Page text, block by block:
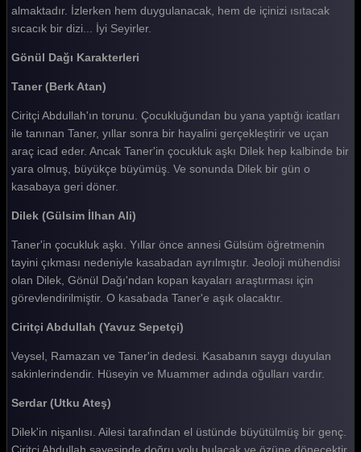
Gönül Dağı 172. Bölüm
Gönül Dağı 168. Bölüm
Gönül Dağı 166. Bölüm
Gönül Dağı 165. Bölüm
Gönül Dağı 164. Bölüm
Gönül Dağı 163. Bölüm
Gönül Dağı 162. Bölüm
Gönül Dağı 161. Bölüm
Gönül Dağı 160. Bölüm
almaktadır. İzlerken hem duygulanacak, hem de içinizi ısıtacak
sıcacık bir dizi... İyi Seyirler.
Gönül Dağı Karakterleri
Taner (Berk Atan)
Ciritçi Abdullah'ın torunu. Çocukluğundan bu yana yaptığı icatları
ile tanınan Taner, yıllar sonra bir hayalini gerçekleştirir ve uçan
araç icad eder. Ancak Taner'in çocukluk aşkı Dilek hep kalbinde bir
yara olmuş, büyükçe büyümüş. Ve sonunda Dilek bir gün o
kasabaya geri döner.
Dilek (Gülsim İlhan Ali)
Taner'in çocukluk aşkı. Yıllar önce annesi Gülsüm öğretmenin
tayini çıkması nedeniyle kasabadan ayrılmıştır. Jeoloji mühendisi
olan Dilek, Gönül Dağı'ndan kopan kayaları araştırması için
görevlendirilmiştir. O kasabada Taner'e aşık olacaktır.
Ciritçi Abdullah (Yavuz Sepetçi)
Veysel, Ramazan ve Taner'in dedesi. Kasabanın saygı duyulan
sakinlerindendir. Hüseyin ve Muammer adında oğulları vardır.
Serdar (Utku Ateş)
Dilek'in nişanlısı. Ailesi tarafından el üstünde büyütülmüş bir genç.